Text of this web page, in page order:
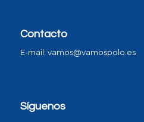
Contacto
E-mail: vamos@vamospolo.es
Síguenos